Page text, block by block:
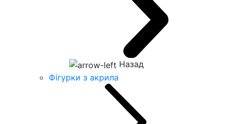
Назад
Фігурки з акрила